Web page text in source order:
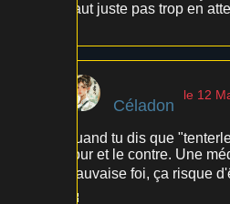
Faut juste pas trop en
Céladon
le 12
Quand tu dis que
pour et le contre. Une
mauvaise foi, ça risque
🤔